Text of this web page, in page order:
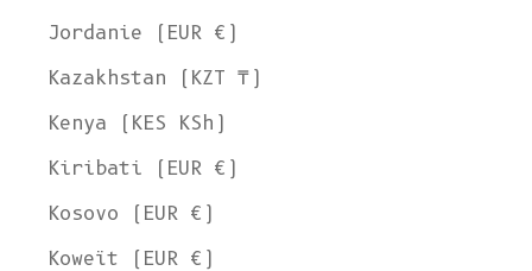
Jordanie (EUR €)
Kazakhstan (KZT ₸)
Kenya (KES KSh)
Kiribati (EUR €)
Kosovo (EUR €)
Koweït (EUR €)